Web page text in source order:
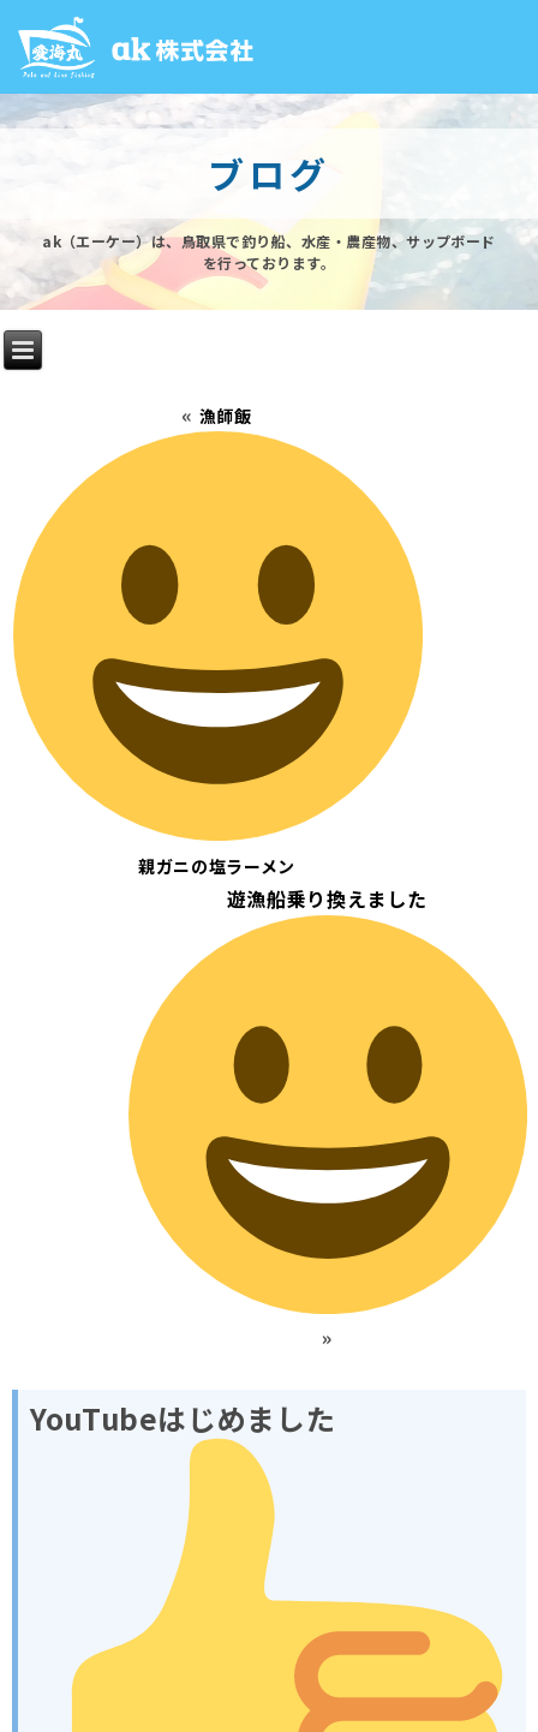
ブログ
ak（エーケー）は、鳥取県で釣り船、水産・農産物、サップボード
を行っております。
« 漁師飯
親ガニの塩ラーメン
遊漁船乗り換えました
»
YouTubeはじめました